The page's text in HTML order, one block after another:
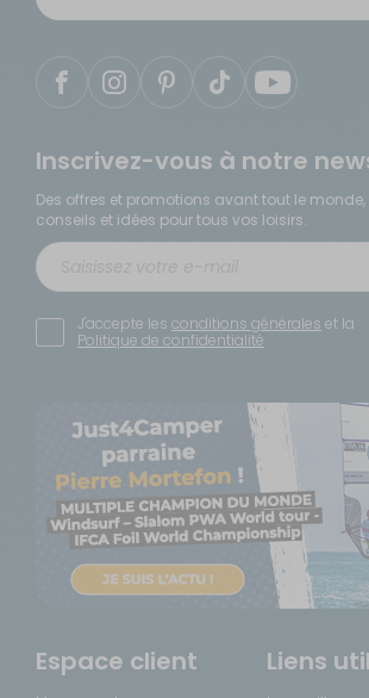
Inscrivez-vous à notre
Des offres et promotions avant tout le
conseils et idées pour tous vos loisirs.
J'accepte les conditions générales et la
Politique de confidentialité
Espace client Liens